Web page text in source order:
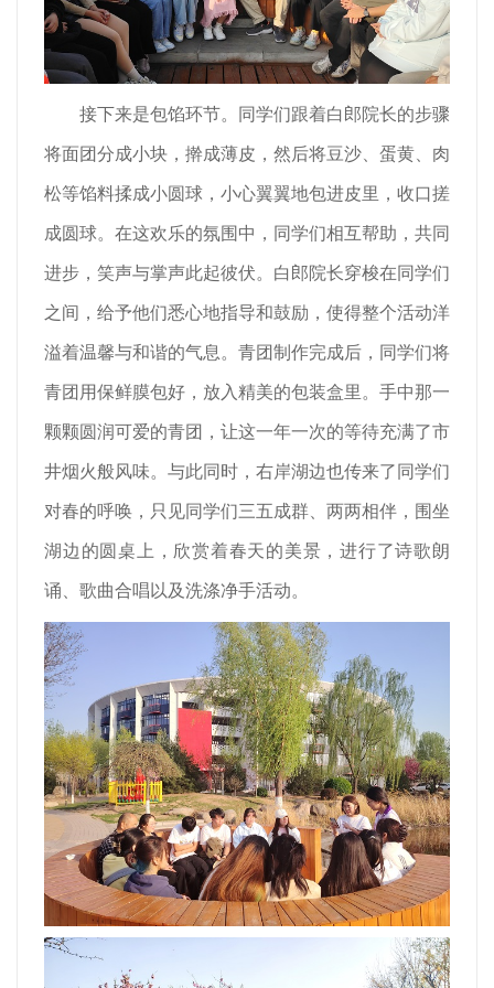
接下来是包馅环节。同学们跟着白郎院长的步骤
将面团分成小块，擀成薄皮，然后将豆沙、蛋黄、肉
松等馅料揉成小圆球，小心翼翼地包进皮里，收口搓
成圆球。在这欢乐的氛围中，同学们相互帮助，共同
进步，笑声与掌声此起彼伏。白郎院长穿梭在同学们
之间，给予他们悉心地指导和鼓励，使得整个活动洋
溢着温馨与和谐的气息。青团制作完成后，同学们将
青团用保鲜膜包好，放入精美的包装盒里。手中那一
颗颗圆润可爱的青团，让这一年一次的等待充满了市
井烟火般风味。与此同时，右岸湖边也传来了同学们
对春的呼唤，只见同学们三五成群、两两相伴，围坐
湖边的圆桌上，欣赏着春天的美景，进行了诗歌朗
诵、歌曲合唱以及洗涤净手活动。